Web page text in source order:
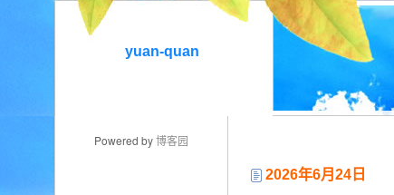
yuan-quan
Powered by博客园
2026年6月24日